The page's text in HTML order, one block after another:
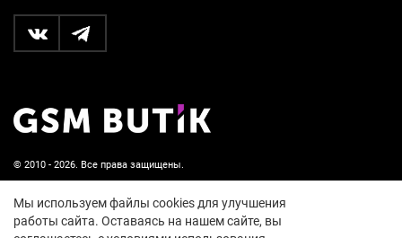
© 2010 - 2026. Все права защищены.
Пользовательское соглашение и политика
конфиденциальности
Мы используем файлы cookies для улучшения
работы сайта. Оставаясь на нашем сайте, вы